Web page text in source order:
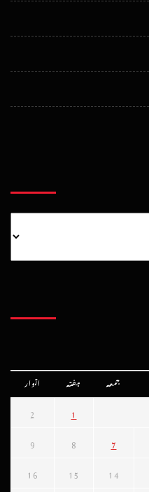
جمعہ ہفتہ اتوار
1
2
7
8
9
14
15
16